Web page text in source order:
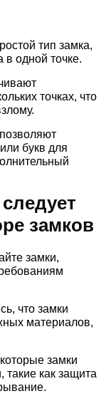
тип замка,
в одной точке.
точках, что
позволяют
букв для
замков
замки,
что замки
материалов,
замки
как защита